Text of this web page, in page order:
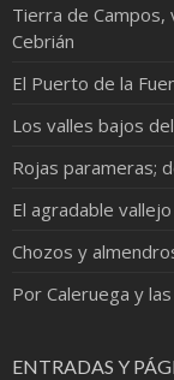
Tierra de Campos,
Cebrián
El Puerto de la
Los valles bajos
Rojas parameras;
El agradable
Chozos y
Por Caleruega y
ENTRADAS Y